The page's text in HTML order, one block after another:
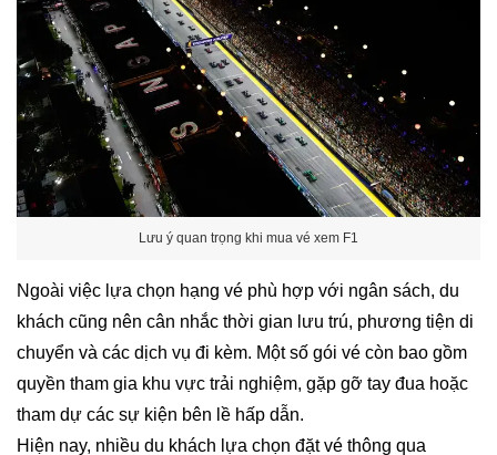
Lưu ý quan trọng khi mua vé xem F1
Ngoài việc lựa chọn hạng vé phù hợp với ngân sách, du
khách cũng nên cân nhắc thời gian lưu trú, phương tiện di
chuyển và các dịch vụ đi kèm. Một số gói vé còn bao gồm
quyền tham gia khu vực trải nghiệm, gặp gỡ tay đua hoặc
tham dự các sự kiện bên lề hấp dẫn.
Hiện nay, nhiều du khách lựa chọn đặt vé thông qua